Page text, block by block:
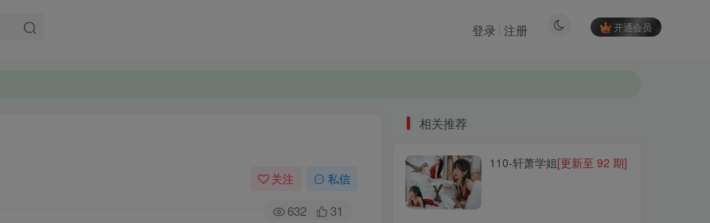
开通会员
登录 注册
关注 私信
632 31
相关推荐
110-轩萧学姐[更新至 92 期]